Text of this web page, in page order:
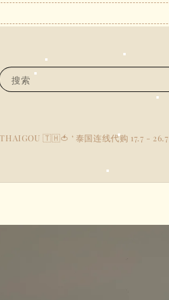
搜索
🇹🇭🍅 ‘ 泰国连线代购 17.7 - 26.7